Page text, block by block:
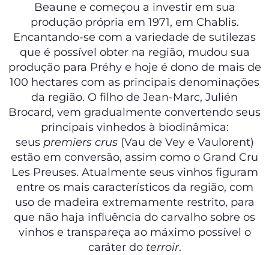
Beaune e começou a investir em sua
produção própria em 1971, em Chablis.
Encantando-se com a variedade de sutilezas
que é possível obter na região, mudou sua
produção para Préhy e hoje é dono de mais de
100 hectares com as principais denominações
da região. O filho de Jean-Marc, Julién
Brocard, vem gradualmente convertendo seus
principais vinhedos à biodinâmica:
seus premiers crus(Vau de Vey e Vaulorent)
estão em conversão, assim como o Grand Cru
Les Preuses. Atualmente seus vinhos figuram
entre os mais característicos da região, com
uso de madeira extremamente restrito, para
que não haja influência do carvalho sobre os
vinhos e transpareça ao máximo possível o
caráter do terroir.